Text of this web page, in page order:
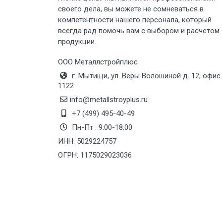
Груз до 6 м, вес до 8 тн
Груз до 6 м, вес до 10 тн
Груз до 12 м, вес до 20 тн
Манипулятор до 6 м, вес до 5 тн
своего дела, вы можете не сомневаться в
компетентности нашего персонала, который
всегда рад помочь вам с выбором и расчетом
продукции.
ООО Металлстройплюс
г. Мытищи, ул. Веры Волошиной д. 12, офис
1122
info@metallstroyplus.ru
+7 (499) 495-40-49
Пн-Пт : 9:00-18:00
ИНН: 5029224757
ОГРН: 1175029023036